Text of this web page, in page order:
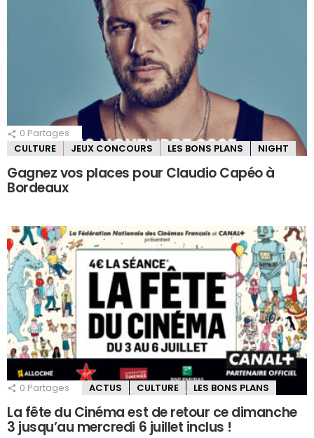
0 Partages
CULTURE
JEUX CONCOURS LES BONS PLANS NIGHT
Gagnez vos places pour Claudio Capéo à
Bordeaux
0 Partages ACTUS CULTURE LES BONS PLANS
La fête du Cinéma est de retour ce dimanche
3 jusqu’au mercredi 6 juillet inclus !